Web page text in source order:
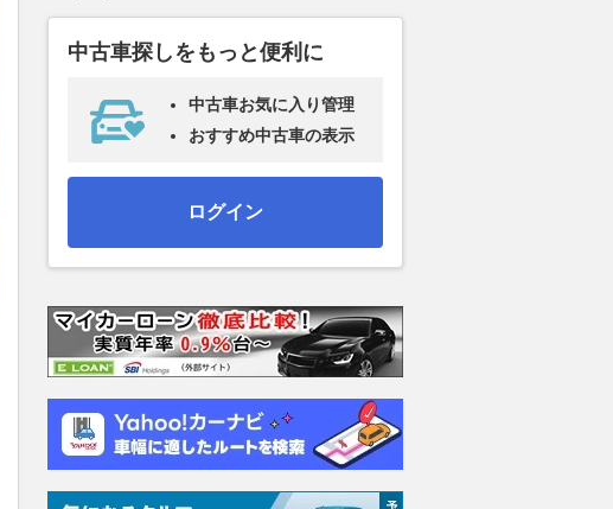
中古車探しをもっと便利に
中古車お気に入り管理
おすすめ中古車の表示
ログイン